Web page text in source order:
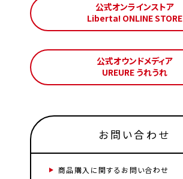
公式オンラインストア
Liberta! ONLINE STORE
公式オウンドメディア
UREURE うれうれ
お問い合わせ
商品購入に関するお問い合わせ